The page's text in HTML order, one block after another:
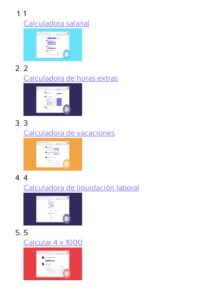
1
Calculadora salarial
2
Calculadora de horas extras
3
Calculadora de vacaciones
4
Calculadora de liquidación laboral
5
Calcular 4 x 1000